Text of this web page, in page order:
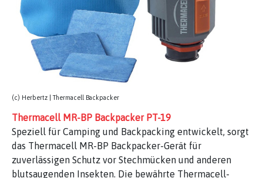
(c) Herbertz | Thermacell Backpacker
Thermacell MR-BP Backpacker PT-19
Speziell für Camping und Backpacking entwickelt, sorgt
das Thermacell MR-BP Backpacker-Gerät für
zuverlässigen Schutz vor Stechmücken und anderen
blutsaugenden Insekten. Die bewährte Thermacell-